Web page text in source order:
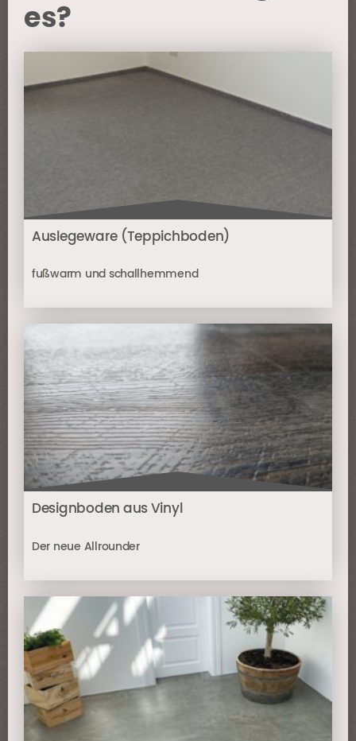
es?
Auslegeware (Teppichboden)
fußwarm und schallhemmend
Designboden aus Vinyl
Der neue Allrounder